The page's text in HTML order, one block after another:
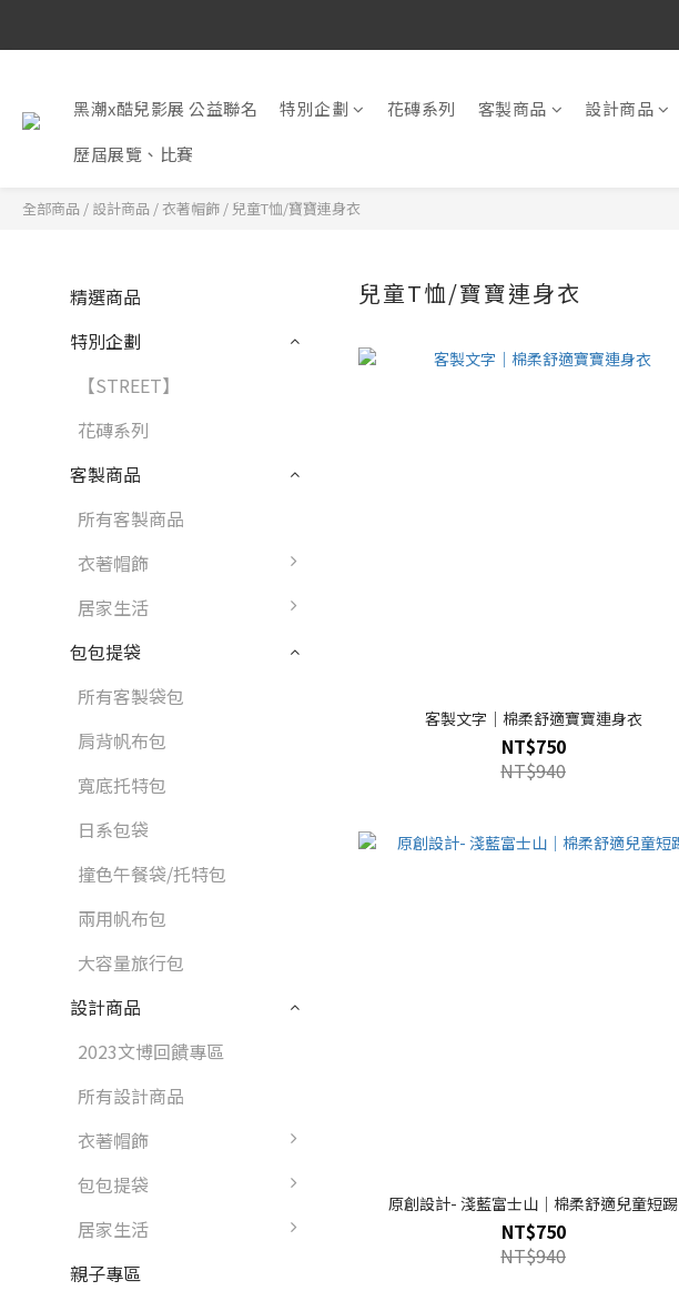
黑潮x酷兒影展 公益聯名 特別企劃 花磚系列 客製商品 設計商品
歷屆展覽、比賽
全部商品 / 設計商品 / 衣著帽飾 / 兒童T恤/寶寶連身衣
精選商品
特別企劃
【STREET】
花磚系列
客製商品
所有客製商品
衣著帽飾
居家生活
包包提袋
所有客製袋包
肩背帆布包
寬底托特包
日系包袋
撞色午餐袋/托特包
兩用帆布包
大容量旅行包
設計商品
2023文博回饋專區
所有設計商品
衣著帽飾
包包提袋
居家生活
親子專區
兒童T恤/寶寶連身衣
客製文字｜棉柔舒適寶寶連身衣
NT$750
NT$940
原創設計- 淺藍富士山｜棉柔舒適兒童短踢
NT$750
NT$940